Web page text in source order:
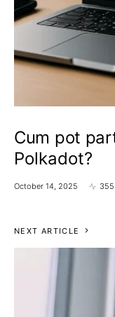
Cum pot
Polkadot?
October 14, 2025
NEXT ARTICLE